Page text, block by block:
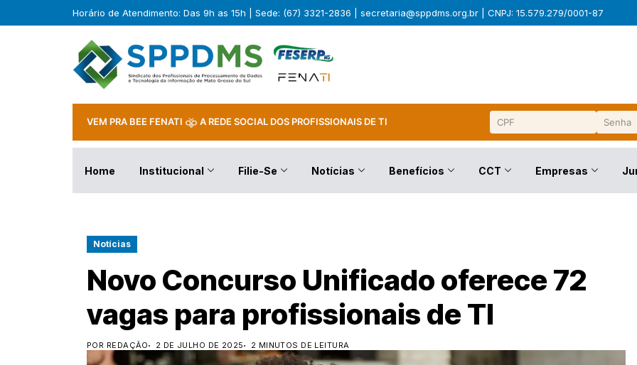
Horário de Atendimento: Das 9h as 15h | Sede: (67) 3321-2836 | secretaria@sppdms.org.br | CNPJ: 15.579.279/0001-87
VEM PRA BEE FENATI A REDE SOCIAL DOS PROFISSIONAIS DE TI
Home Institucional Filie-Se Notícias Benefícios CCT Empresas
Notícias
Novo Concurso Unificado oferece 72
vagas para profissionais de TI
POR REDAÇÃO 2 DE JULHO DE 2025 2 MINUTOS DE LEITURA